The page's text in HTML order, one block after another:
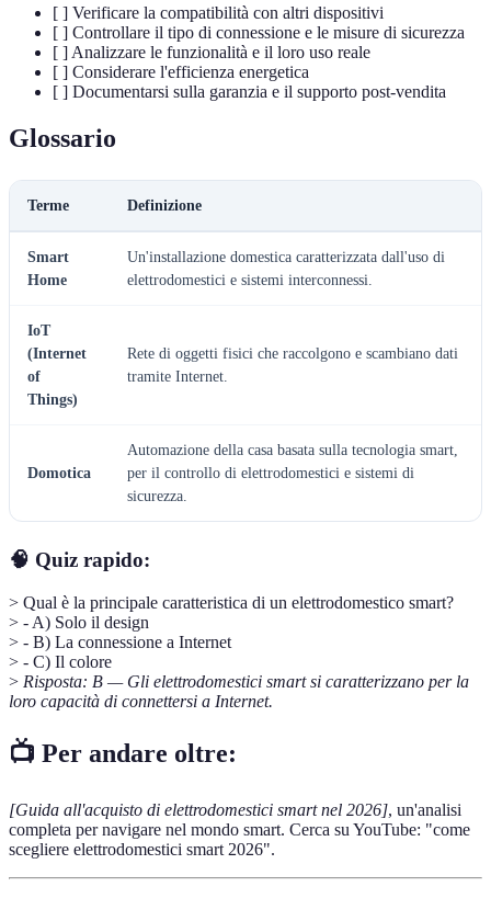
[ ] Verificare la compatibilità con altri dispositivi
[ ] Controllare il tipo di connessione e le misure di sicurezza
[ ] Analizzare le funzionalità e il loro uso reale
[ ] Considerare l'efficienza energetica
[ ] Documentarsi sulla garanzia e il supporto post-vendita
Glossario
Terme Definizione
Smart
Home
Un'installazione domestica caratterizzata dall'uso di
elettrodomestici e sistemi interconnessi.
IoT
(Internet
of
Things)
Rete di oggetti fisici che raccolgono e scambiano dati
tramite Internet.
Domotica
Automazione della casa basata sulla tecnologia smart,
per il controllo di elettrodomestici e sistemi di
sicurezza.
🧠 Quiz rapido:
> Qual è la principale caratteristica di un elettrodomestico smart?
> - A) Solo il design
> - B) La connessione a Internet
> - C) Il colore
> Risposta: B — Gli elettrodomestici smart si caratterizzano per la
loro capacità di connettersi a Internet.
📺 Per andare oltre:
[Guida all'acquisto di elettrodomestici smart nel 2026], un'analisi
completa per navigare nel mondo smart. Cerca su YouTube: "come
scegliere elettrodomestici smart 2026".